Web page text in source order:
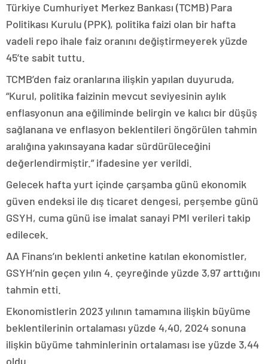
Türkiye Cumhuriyet Merkez Bankası (TCMB) Para
Politikası Kurulu (PPK), politika faizi olan bir hafta
vadeli repo ihale faiz oranını değiştirmeyerek yüzde
45’te sabit tuttu.
TCMB’den faiz oranlarına ilişkin yapılan duyuruda,
“Kurul, politika faizinin mevcut seviyesinin aylık
enflasyonun ana eğiliminde belirgin ve kalıcı bir düşüş
sağlanana ve enflasyon beklentileri öngörülen tahmin
aralığına yakınsayana kadar sürdürüleceğini
değerlendirmiştir.” ifadesine yer verildi.
Gelecek hafta yurt içinde çarşamba günü ekonomik
güven endeksi ile dış ticaret dengesi, perşembe günü
GSYH, cuma günü ise imalat sanayi PMI verileri takip
edilecek.
AA Finans’ın beklenti anketine katılan ekonomistler,
GSYH’nin geçen yılın 4. çeyreğinde yüzde 3,97 arttığını
tahmin etti.
Ekonomistlerin 2023 yılının tamamına ilişkin büyüme
beklentilerinin ortalaması yüzde 4,40, 2024 sonuna
ilişkin büyüme tahminlerinin ortalaması ise yüzde 3,44
oldu.